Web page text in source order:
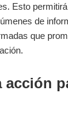
Esto
de
que
acción